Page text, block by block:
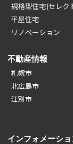
規格型住宅(セレク
平屋住宅
リノベーション
不動産情報
札幌市
北広島市
江別市
インフォメーシ